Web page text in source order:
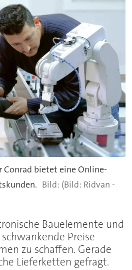
Conrad bietet eine Online-
(Bild: Ridvan -
Bauelemente und
Preise
zu schaffen. Gerade
Lieferketten gefragt.